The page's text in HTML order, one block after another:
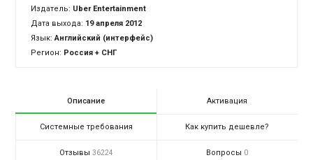
Издатель: Uber Entertainment
Дата выхода: 19 апреля 2012
Язык:Английский (интерфейс)
Регион: Россия + СНГ
Описание Активация
Системные требования Как купить дешевле?
Отзывы 36224 Вопросы 0